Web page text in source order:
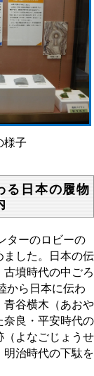
様子
る日本の履物
ターのロビーの
ました。日本の伝
墳時代の中ごろ
から日本に伝わ
青谷横木（あおや
奈良・平安時代の
（よなごじょうせ
明治時代の下駄を